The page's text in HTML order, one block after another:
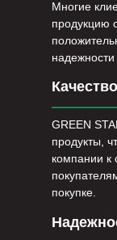
Многие
продукцию
надежности
Качество
GREEN
продукты,
компании к
покупке.